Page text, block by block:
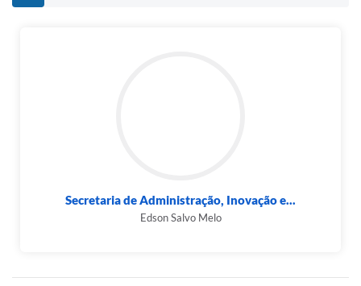
Secretaria de Administração, Inovação e...
Edson Salvo Melo